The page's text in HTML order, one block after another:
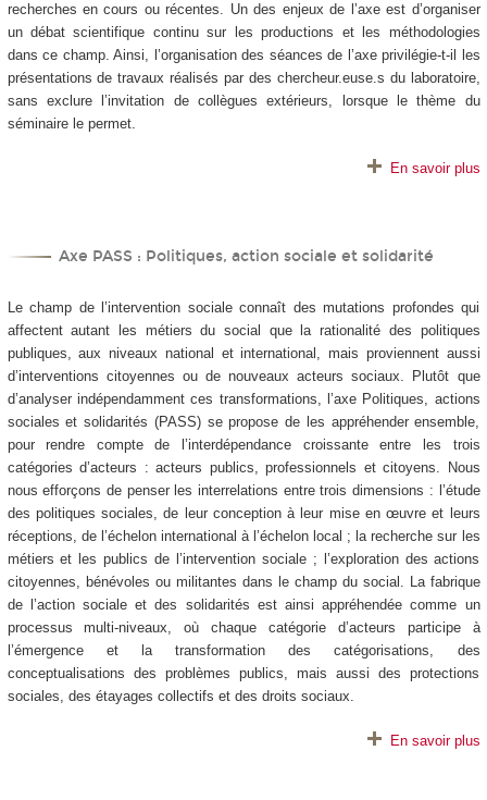
recherches en cours ou récentes. Un des enjeux de l’axe est d’organiser
un débat scientifique continu sur les productions et les méthodologies
dans ce champ. Ainsi, l’organisation des séances de l’axe privilégie-t-il les
présentations de travaux réalisés par des chercheur.euse.s du laboratoire,
sans exclure l’invitation de collègues extérieurs, lorsque le thème du
séminaire le permet.
En savoir plus
Axe PASS : Politiques, action sociale et solidarité
Le champ de l’intervention sociale connaît des mutations profondes qui
affectent autant les métiers du social que la rationalité des politiques
publiques, aux niveaux national et international, mais proviennent aussi
d’interventions citoyennes ou de nouveaux acteurs sociaux. Plutôt que
d’analyser indépendamment ces transformations, l’axe Politiques, actions
sociales et solidarités (PASS) se propose de les appréhender ensemble,
pour rendre compte de l’interdépendance croissante entre les trois
catégories d’acteurs : acteurs publics, professionnels et citoyens. Nous
nous efforçons de penser les interrelations entre trois dimensions : l’étude
des politiques sociales, de leur conception à leur mise en œuvre et leurs
réceptions, de l’échelon international à l’échelon local ; la recherche sur les
métiers et les publics de l’intervention sociale ; l’exploration des actions
citoyennes, bénévoles ou militantes dans le champ du social. La fabrique
de l’action sociale et des solidarités est ainsi appréhendée comme un
processus multi-niveaux, où chaque catégorie d’acteurs participe à
l’émergence et la transformation des catégorisations, des
conceptualisations des problèmes publics, mais aussi des protections
sociales, des étayages collectifs et des droits sociaux.
En savoir plus